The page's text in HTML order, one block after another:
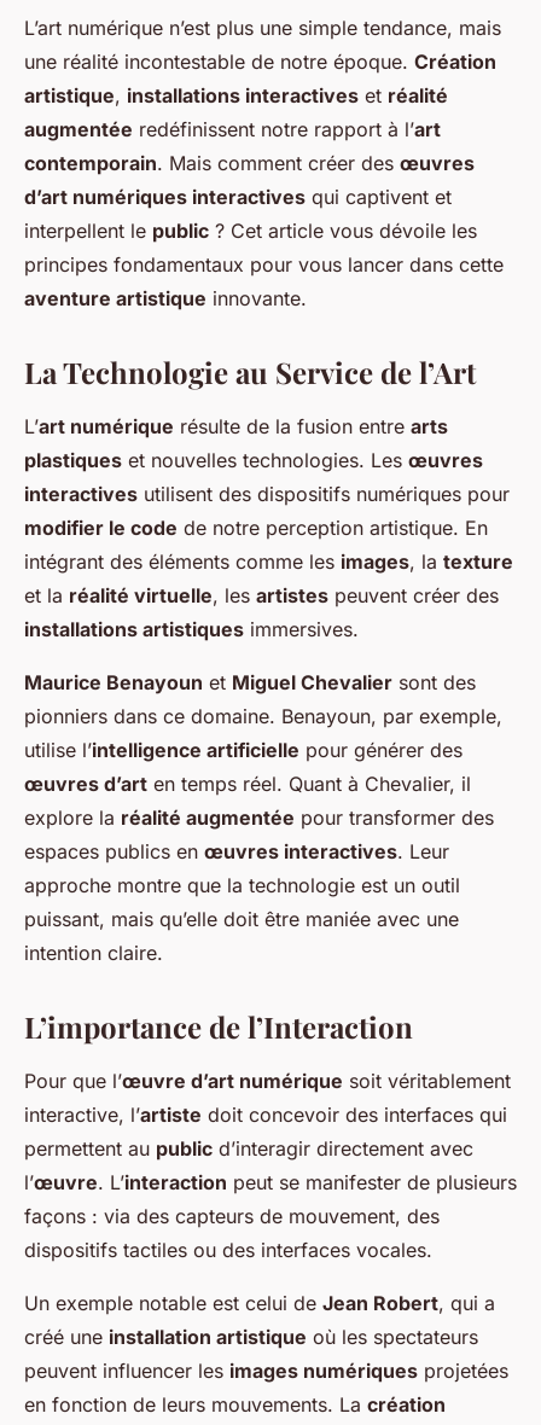
L’art numérique n’est plus une simple tendance, mais
une réalité incontestable de notre époque. Création
artistique, installations interactives et réalité
augmentée redéfinissent notre rapport à l’art
contemporain. Mais comment créer des œuvres
d’art numériques interactives qui captivent et
interpellent le public ? Cet article vous dévoile les
principes fondamentaux pour vous lancer dans cette
aventure artistique innovante.
La Technologie au Service de l’Art
L’art numérique résulte de la fusion entre arts
plastiques et nouvelles technologies. Les œuvres
interactives utilisent des dispositifs numériques pour
modifier le code de notre perception artistique. En
intégrant des éléments comme les images, la texture
et la réalité virtuelle, les artistes peuvent créer des
installations artistiques immersives.
Maurice Benayoun et Miguel Chevalier sont des
pionniers dans ce domaine. Benayoun, par exemple,
utilise l’intelligence artificielle pour générer des
œuvres d’art en temps réel. Quant à Chevalier, il
explore la réalité augmentée pour transformer des
espaces publics en œuvres interactives. Leur
approche montre que la technologie est un outil
puissant, mais qu’elle doit être maniée avec une
intention claire.
L’importance de l’Interaction
Pour que l’œuvre d’art numérique soit véritablement
interactive, l’artiste doit concevoir des interfaces qui
permettent au public d’interagir directement avec
l’œuvre. L’interaction peut se manifester de plusieurs
façons : via des capteurs de mouvement, des
dispositifs tactiles ou des interfaces vocales.
Un exemple notable est celui de Jean Robert, qui a
créé une installation artistique où les spectateurs
peuvent influencer les images numériques projetées
en fonction de leurs mouvements. La création